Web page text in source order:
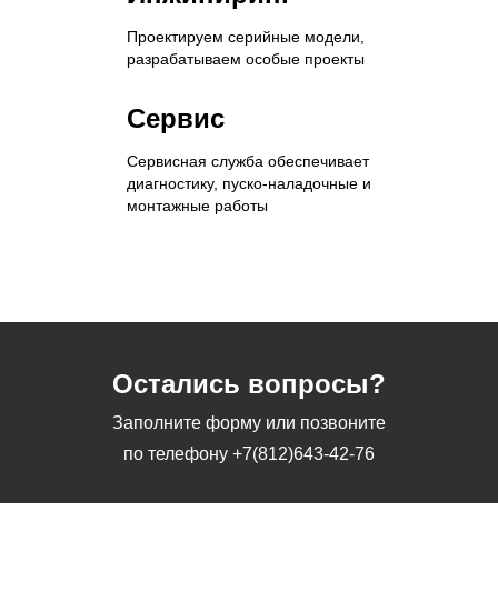
Проектируем серийные модели,
разрабатываем особые проекты
Сервис
Сервисная служба обеспечивает
диагностику, пуско-наладочные и
монтажные работы
Остались вопросы?
Заполните форму или позвоните
по телефону +7(812)643-42-76